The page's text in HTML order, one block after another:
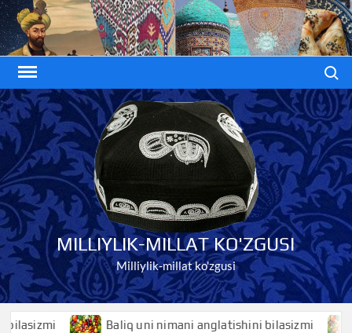
Skip
to
content
MILLIYLIK-MILLAT KO'ZGUSI
Milliylik-millat ko'zgusi
Baliq uni nimani anglatishini bilasizmi